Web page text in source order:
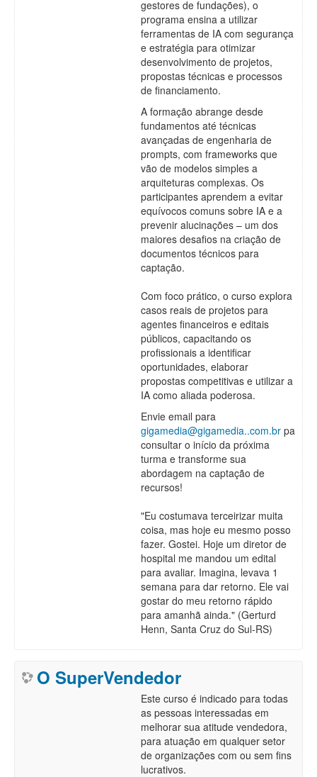
gestores de fundações), o
programa ensina a utilizar
ferramentas de IA com segurança
e estratégia para otimizar
desenvolvimento de projetos,
propostas técnicas e processos
de financiamento.
A formação abrange desde
fundamentos até técnicas
avançadas de engenharia de
prompts, com frameworks que
vão de modelos simples a
arquiteturas complexas. Os
participantes aprendem a evitar
equívocos comuns sobre IA e a
prevenir alucinações – um dos
maiores desafios na criação de
documentos técnicos para
captação.
Com foco prático, o curso explora
casos reais de projetos para
agentes financeiros e editais
públicos, capacitando os
profissionais a identificar
oportunidades, elaborar
propostas competitivas e utilizar a
IA como aliada poderosa.
Envie email para
gigamedia@gigamedia..com.br para
consultar o início da próxima
turma e transforme sua
abordagem na captação de
recursos!
"Eu costumava terceirizar muita
coisa, mas hoje eu mesmo posso
fazer. Gostei. Hoje um diretor de
hospital me mandou um edital
para avaliar. Imagina, levava 1
semana para dar retorno. Ele vai
gostar do meu retorno rápido
para amanhã ainda." (Gerturd
Henn, Santa Cruz do Sul-RS)
O SuperVendedor
Este curso é indicado para todas
as pessoas interessadas em
melhorar sua atitude vendedora,
para atuação em qualquer setor
de organizações com ou sem fins
lucrativos.